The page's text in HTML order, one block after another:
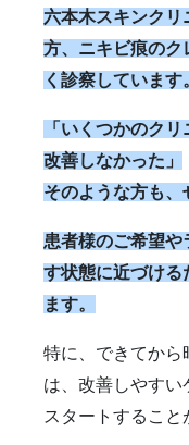
六本木スキンクリ
方、ニキビ痕のク
く診察しています
「いくつかのク
改善しなかった」
そのような方も、
患者様のご希望
す状態に近づける
ます。
特に、できてから
は、改善しやすい
スタートすること